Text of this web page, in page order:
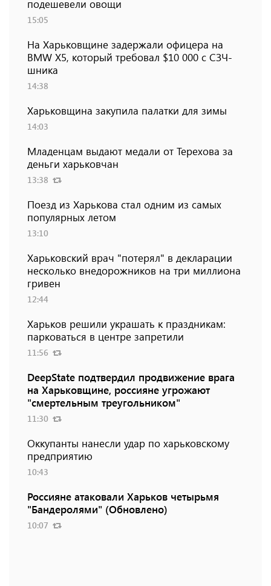
подешевели овощи
15:05
На Харьковщине задержали офицера на
BMW Х5, который требовал $10 000 с СЗЧ-
шника
14:38
Харьковщина закупила палатки для зимы
14:03
Младенцам выдают медали от Терехова за
деньги харьковчан
13:38
Поезд из Харькова стал одним из самых
популярных летом
13:10
Харьковский врач "потерял" в декларации
несколько внедорожников на три миллиона
гривен
12:44
Харьков решили украшать к праздникам:
парковаться в центре запретили
11:56
DeepState подтвердил продвижение врага
на Харьковщине, россияне угрожают
"смертельным треугольником"
11:30
Оккупанты нанесли удар по харьковскому
предприятию
10:43
Россияне атаковали Харьков четырьмя
"Бандеролями" (Обновлено)
10:07